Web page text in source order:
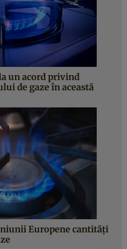
un acord privind
de gaze în această
Europene cantități